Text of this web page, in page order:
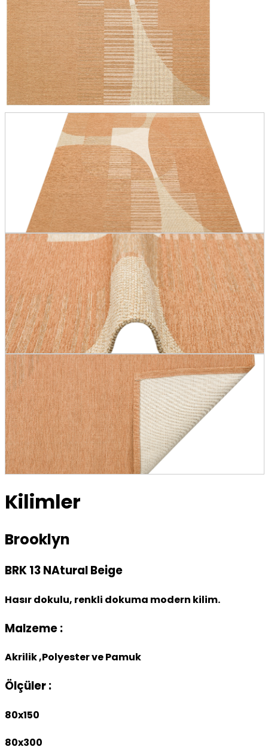
Kilimler
Brooklyn
BRK 13 NAtural Beige
Hasır dokulu, renkli dokuma modern kilim.
Malzeme :
Akrilik ,Polyester ve Pamuk
Ölçüler :
80x150
80x300